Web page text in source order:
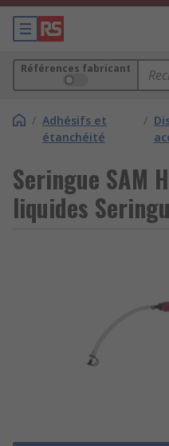
Références fabricant
/ Adhésifs et
étanchéité
/
Seringue SAM
liquides